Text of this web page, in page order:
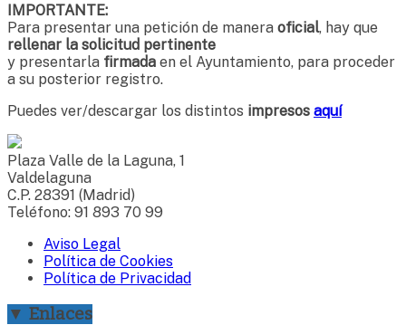
IMPORTANTE:
Para presentar una petición de manera oficial, hay que
rellenar la solicitud pertinente
y presentarla firmada en el Ayuntamiento, para proceder
a su posterior registro.
Puedes ver/descargar los distintos impresos aquí
Plaza Valle de la Laguna, 1
Valdelaguna
C.P. 28391 (Madrid)
Teléfono: 91 893 70 99
Aviso Legal
Política de Cookies
Política de Privacidad
▼ Enlaces